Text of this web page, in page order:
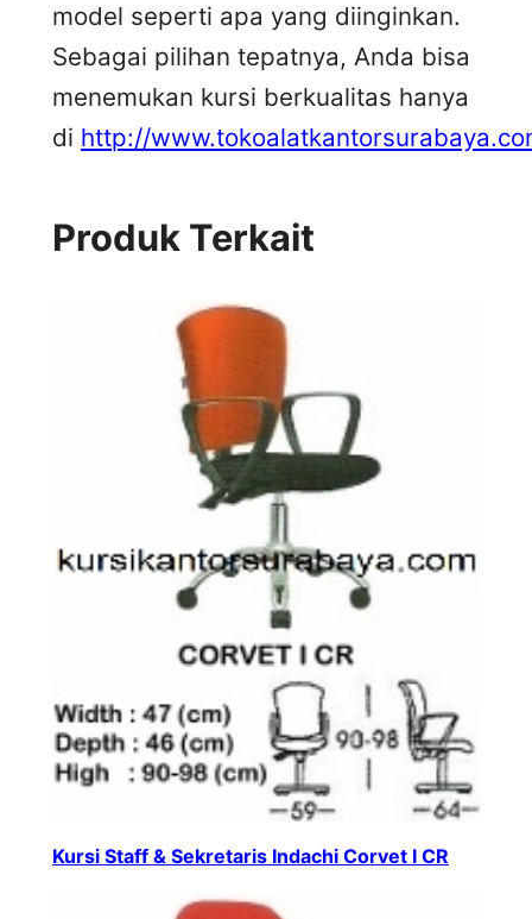
model seperti apa yang diinginkan.
Sebagai pilihan tepatnya, Anda bisa
menemukan kursi berkualitas hanya
di http://
Produk Terkait
Kursi Staff & Sekretaris Indachi Corvet I CR